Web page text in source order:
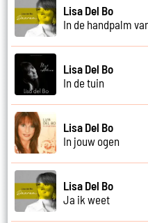
Lisa Del Bo
In de handpalm
Lisa Del Bo
In de tuin
Lisa Del Bo
In jouw ogen
Lisa Del Bo
Ja ik weet